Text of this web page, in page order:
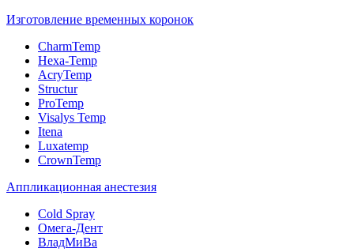
Изготовление временных коронок
CharmTemp
Hexa-Temp
AcryTemp
Structur
ProTemp
Visalys Temp
Itena
Luxatemp
CrownTemp
Аппликационная анестезия
Cold Spray
Омега-Дент
ВладМиВа